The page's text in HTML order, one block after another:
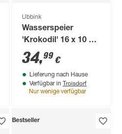
Ubbink
Wasserspeier
'Krokodil' 16 x 10 x
34 cm
34,99 €
Lieferung nach Hause
Verfügbar in Troisdorf
Nur wenige verfügbar
Bestseller